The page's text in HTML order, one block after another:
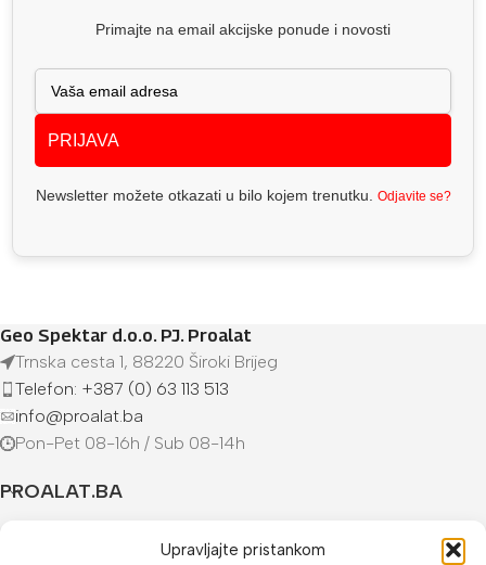
Upravljajte pristankom
Primajte na email akcijske ponude i novosti
PRIJAVA
Newsletter možete otkazati u bilo kojem trenutku. Odjavite se?
Geo Spektar d.o.o. PJ. Proalat
Trnska cesta 1, 88220 Široki Brijeg
Telefon: +387 (0) 63 113 513
info@proalat.ba
Pon-Pet 08-16h / Sub 08-14h
PROALAT.BA
UVJETI KUPOVINE